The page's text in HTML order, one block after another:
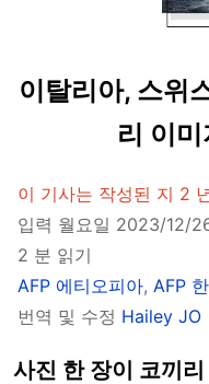
이탈리아, 스위
리 이
이 기사는 작성된 지 2
입력 월요일 2023/12/
2 분 읽기
AFP 에티오피아, AFP
번역 및 수정 Hailey JO
사진 한 장이 코끼